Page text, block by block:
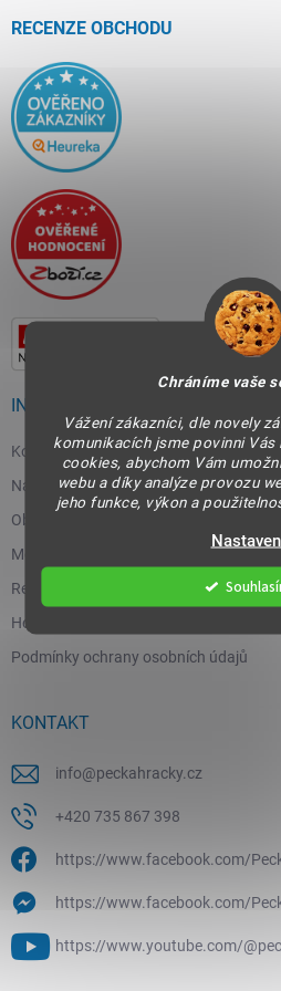
Chráníme vaše
Vážení zákazníci, dle novely
komunikacích jsme povinni
cookies, abychom Vám
webu a díky analýze provozu
jeho funkce, výkon a
RECENZE OBCHODU
INFORMACE PRO VÁS
Kontakty
Napište nám
Obchodní podmínky
Moje objednávka
Reklamace a vrácení zboží
Hodnocení obchodu
Podmínky ochrany osobních údajů
KONTAKT
info@peckahracky.cz
+420 735 867 398
https://www.facebook.com/
https://www.facebook.com/
https://www.youtube.com/